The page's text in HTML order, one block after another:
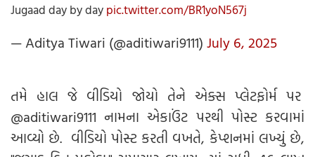
Jugaad day by day pic.twitter.com/BR1yoN567j
— Aditya Tiwari (@aditiwari9111) July 6, 2025
તમે હાલ જે વીડિયો જોયો તેને એક્સ પ્લેટફોર્મ પર
@aditiwari9111 નામના એકાઉંટ પરથી પોસ્ટ કરવામાં
આવ્યો છે. વીડિયો પોસ્ટ કરતી વખતે, કેપ્શનમાં લખ્યું છે,